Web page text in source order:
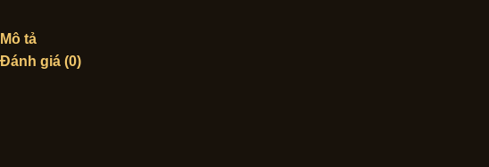
Mô tả
Đánh giá (0)